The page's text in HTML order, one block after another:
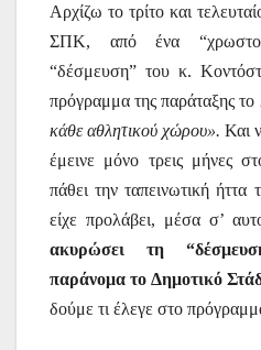
Αρχίζω το τρίτο και
ΣΠΚ, από ένα
“δέσμευση” του κ.
πρόγραμμα της παράταξης το
κάθε αθλητικού χώρου». Και
έμεινε μόνο τρεις μήνες
πάθει την ταπεινωτική
είχε προλάβει, μέσα σ’
ακυρώσει τη
παράνομα το Δημοτικό
δούμε τι έλεγε στο